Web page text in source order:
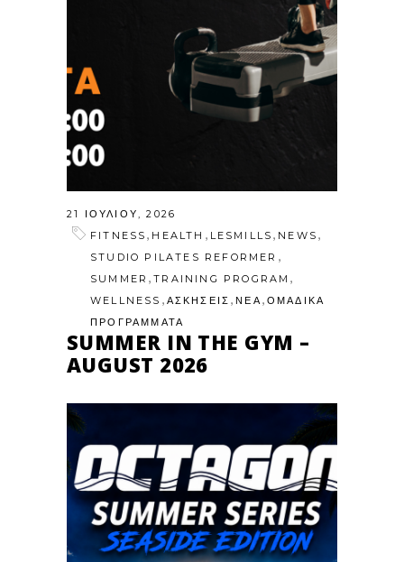
21 ΙΟΥΛΊΟΥ, 2026
FITNESS , HEALTH , LESMILLS , NEWS ,
STUDIO PILATES REFORMER ,
SUMMER ,TRAINING PROGRAM ,
WELLNESS , ΑΣΚΗΣΕΙΣ ,ΝΕΑ , ΟΜΑΔΙΚΑ
ΠΡΟΓΡΑΜΜΑΤΑ
SUMMER IN THE GYM –
AUGUST 2026